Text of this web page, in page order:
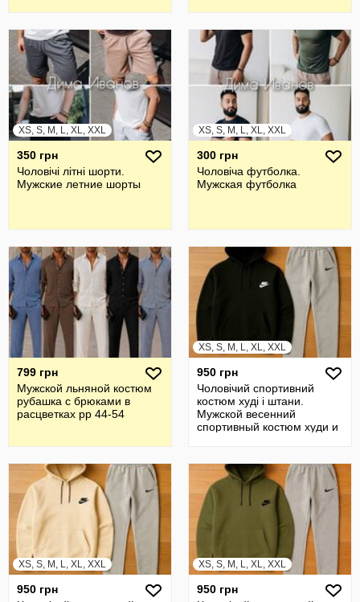
XS, S, M, L, XL, XXL
350 грн
Чоловічі літні шорти.
Мужские летние шорты
XS, S, M, L, XL, XXL
300 грн
Чоловіча футболка.
Мужская футболка
799 грн
Мужской льняной костюм
рубашка с брюками в
расцветках рр 44-54
XS, S, M, L, XL, XXL
950 грн
Чоловічий спортивний
костюм худі і штани.
Мужской весенний
спортивный костюм худи и
XS, S, M, L, XL, XXL
950 грн
XS, S, M, L, XL, XXL
950 грн